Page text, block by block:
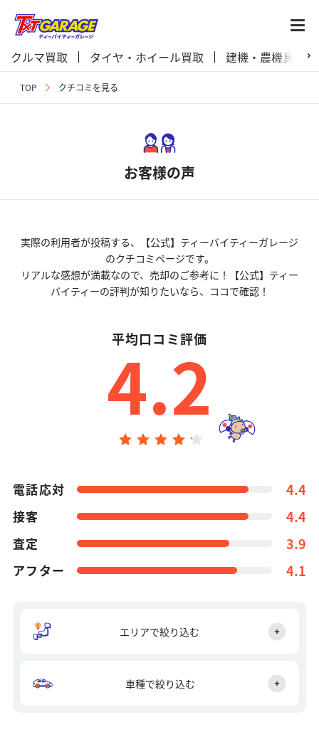
クルマ買取 タイヤ・ホイール買取 建機・農機具買取
TOP クチコミを見る
お客様の声
実際の利用者が投稿する、【公式】ティーバイティーガレージ
のクチコミページです。
リアルな感想が満載なので、売却のご参考に！【公式】ティー
バイティーの評判が知りたいなら、ココで確認！
平均口コミ評価
4.2
電話応対 4.4
接客 4.4
査定 3.9
アフター 4.1
エリアで絞り込む
車種で絞り込む